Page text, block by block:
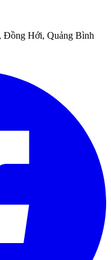
Đồng Hới, Quảng Bình